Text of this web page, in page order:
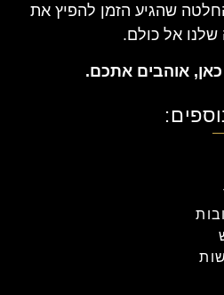
שהגיע הזמן להפיץ את
אל כולם.
אוהבים אתכם.